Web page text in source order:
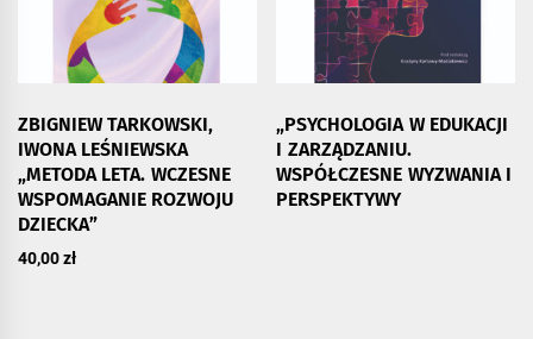
ZBIGNIEW TARKOWSKI,
IWONA LEŚNIEWSKA
„METODA LETA. WCZESNE
WSPOMAGANIE ROZWOJU
DZIECKA”
40,00zł
„PSYCHOLOGIA W EDUKACJI
I ZARZĄDZANIU.
WSPÓŁCZESNE WYZWANIA I
PERSPEKTYWY